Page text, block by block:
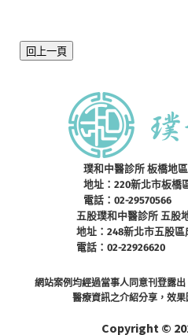
回上一頁
璞和中醫診所 板橋地
地址：220新北市板橋
電話：02-29570566
五股璞和中醫診所 五股
地址：248新北市五股區
電話：02-22926620
網站案例均經過當事人同意刊登露
醫療資訊之介紹分享，效
Copyright ©